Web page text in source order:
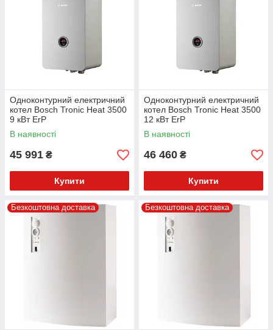
Одноконтурний електричний
котел Bosch Tronic Heat 3500
9 кВт ErP
В наявності
45 991 ₴
Купити
Одноконтурний електричний
котел Bosch Tronic Heat 3500
12 кВт ErP
В наявності
46 460 ₴
Купити
Безкоштовна доставка Безкоштовна доставка